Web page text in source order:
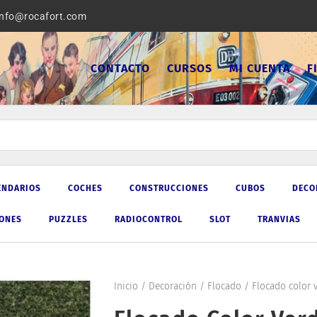
CONTACTO CURSOS MI CUENTA
COCHES CONSTRUCCIONES CUBOS
PUZZLES RADIOCONTROL SLOT TRANVIAS
Inicio / Decoración / Flocado / Flocado color